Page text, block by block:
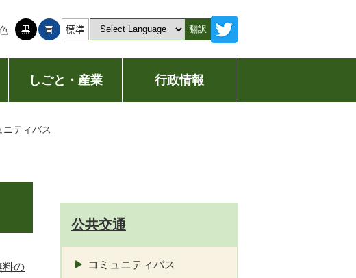
翻訳
しごと・産業 行政情報
ニティバス
料の
公共交通
コミュニティバス